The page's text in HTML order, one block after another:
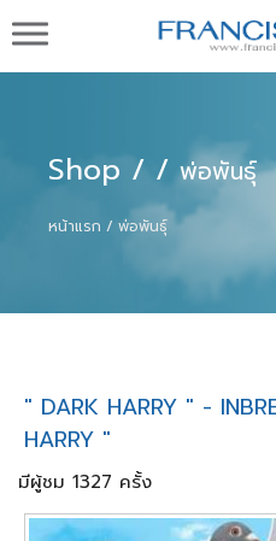
พันธุ์ชั้นดีจากต่างประ
บริหารกรงน
Shop / /พ่อพันธุ์
หน้าแรก พ่อพันธุ์
" DARK HARRY " -
HARRY "
มีผู้ชม 1327 ครั้ง